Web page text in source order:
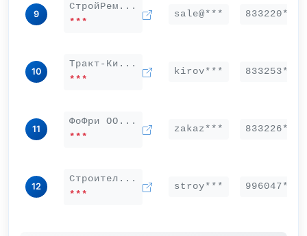
9
СтройРем...
***
sale@*** 833220***
10
Тракт-Ки...
***
kirov*** 833253***
11
ФоФри ОО...
***
zakaz*** 833226***
12
Строител...
***
stroy*** 996047***